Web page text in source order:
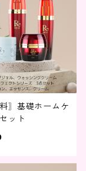
〗基礎ホームケ
ット